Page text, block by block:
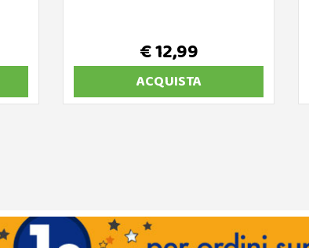
€ 12,99
ACQUISTA